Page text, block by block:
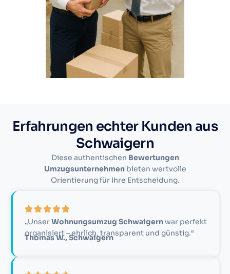
Erfahrungen echter Kunden aus
Schwaigern
Diese authentischen Bewertungen
Umzugsunternehmenbieten wertvolle
Orientierung für Ihre Entscheidung.
„UnserWohnungsumzug Schwaigernwar perfekt
organisiert – ehrlich, transparent und günstig.“
Thomas W., Schwaigern